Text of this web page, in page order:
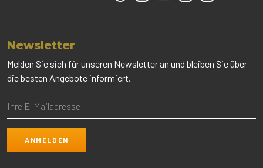
Newsletter
Melden Sie sich für unseren Newsletter an und bleiben Sie über
die besten Angebote informiert.